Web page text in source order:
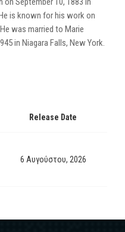
is known for his work on
was married to Marie
in Niagara Falls, New York.
Release Date
6 Αυγούστου, 2026